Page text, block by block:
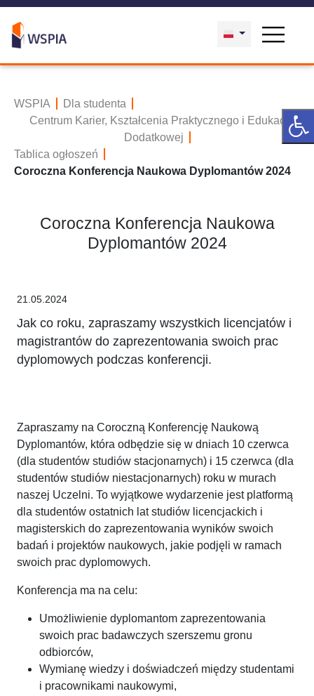
WSPIA
Dla studenta
Centrum Karier, Kształcenia Praktycznego i Edukacji
Dodatkowej
Tablica ogłoszeń
Coroczna Konferencja Naukowa Dyplomantów 2024
Coroczna Konferencja Naukowa
Dyplomantów 2024
21.05.2024
Jak co roku, zapraszamy wszystkich licencjatów i
magistrantów do zaprezentowania swoich prac
dyplomowych podczas konferencji.
Zapraszamy na Coroczną Konferencję Naukową
Dyplomantów, która odbędzie się w dniach 10 czerwca
(dla studentów studiów stacjonarnych) i 15 czerwca (dla
studentów studiów niestacjonarnych) roku w murach
naszej Uczelni. To wyjątkowe wydarzenie jest platformą
dla studentów ostatnich lat studiów licencjackich i
magisterskich do zaprezentowania wyników swoich
badań i projektów naukowych, jakie podjęli w ramach
swoich prac dyplomowych.
Konferencja ma na celu:
Umożliwienie dyplomantom zaprezentowania
swoich prac badawczych szerszemu gronu
odbiorców,
Wymianę wiedzy i doświadczeń między studentami
i pracownikami naukowymi,